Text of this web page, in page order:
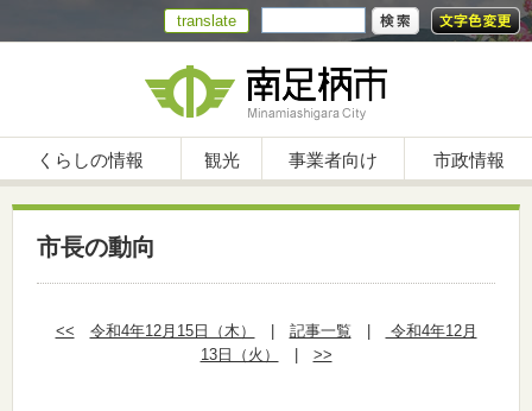
translate
くらしの情報 観光 事業者向け 市政情報
市長の動向
<< 令和4年12月15日（木） 記事一覧
令和4年12月
13日（火）
>>